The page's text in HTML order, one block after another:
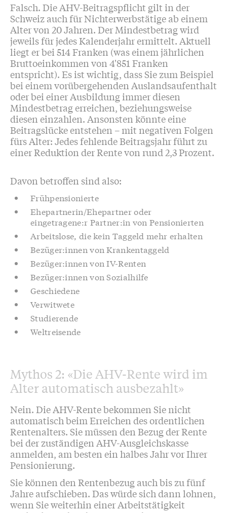
Falsch. Die AHV-Beitragspflicht gilt in der
Schweiz auch für Nichterwerbstätige ab einem
Alter von 20 Jahren. Der Mindestbetrag wird
jeweils für jedes Kalenderjahr ermittelt. Aktuell
liegt er bei 514 Franken (was einem jährlichen
Bruttoeinkommen von 4'851 Franken
entspricht). Es ist wichtig, dass Sie zum Beispiel
bei einem vorübergehenden Auslandsaufenthalt
oder bei einer Ausbildung immer diesen
Mindestbetrag erreichen, beziehungsweise
diesen einzahlen. Ansonsten könnte eine
Beitragslücke entstehen – mit negativen Folgen
fürs Alter: Jedes fehlende Beitragsjahr führt zu
einer Reduktion der Rente von rund 2,3 Prozent.
Davon betroffen sind also:
Frühpensionierte
Ehepartnerin/Ehepartner oder
eingetragene:r Partner:in von Pensionierten
Arbeitslose, die kein Taggeld mehr erhalten
Bezüger:innen von Krankentaggeld
Bezüger:innen von IV-Renten
Bezüger:innen von Sozialhilfe
Geschiedene
Verwitwete
Studierende
Weltreisende
Mythos 2: «Die AHV-Rente wird im
Alter automatisch ausbezahlt»
Nein. Die AHV-Rente bekommen Sie nicht
automatisch beim Erreichen des ordentlichen
Rentenalters. Sie müssen den Bezug der Rente
bei der zuständigen AHV-Ausgleichskasse
anmelden, am besten ein halbes Jahr vor Ihrer
Pensionierung.
Sie können den Rentenbezug auch bis zu fünf
Jahre aufschieben. Das würde sich dann lohnen,
wenn Sie weiterhin einer Arbeitstätigkeit